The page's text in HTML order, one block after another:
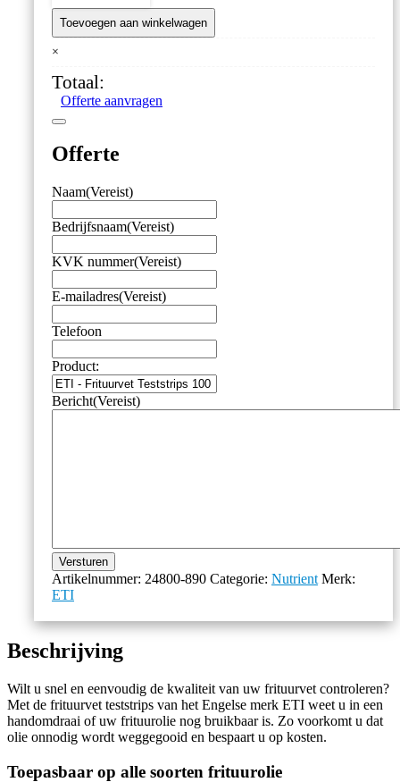
Frituurvet
Teststrips
100
–
Snel
en
eenvoudig
de
kwaliteit
frituurvet
aantal
Toevoegen aan winkelwagen
×
Totaal:
Offerte aanvragen
Offerte
Naam(Vereist)
Bedrijfsnaam(Vereist)
KVK nummer(Vereist)
E-mailadres(Vereist)
Telefoon
Product:
Bericht(Vereist)
Versturen
Artikelnummer: 24800-890 Categorie: Nutrient Merk:
ETI
Beschrijving
Wilt u snel en eenvoudig de kwaliteit van uw frituurvet controleren?
Met de frituurvet teststrips van het Engelse merk ETI weet u in een
handomdraai of uw frituurolie nog bruikbaar is. Zo voorkomt u dat
olie onnodig wordt weggegooid en bespaart u op kosten.
Toepasbaar op alle soorten frituurolie